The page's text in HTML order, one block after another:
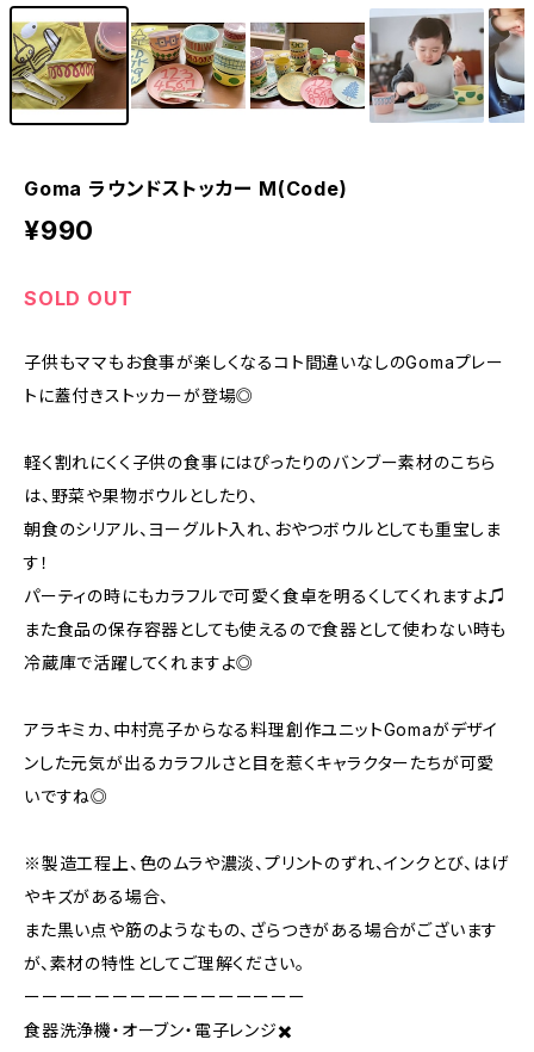
Goma ラウンドストッカー M(Code)
¥990
SOLD OUT
子供もママもお食事が楽しくなるコト間違いなしのGomaプレー
トに蓋付きストッカーが登場◎
軽く割れにくく子供の食事にはぴったりのバンブー素材のこちら
は、野菜や果物ボウルとしたり、
朝食のシリアル、ヨーグルト入れ、おやつボウルとしても重宝しま
す！
パーティの時にもカラフルで可愛く食卓を明るくしてくれますよ♫
また食品の保存容器としても使えるので食器として使わない時も
冷蔵庫で活躍してくれますよ◎
アラキミカ、中村亮子からなる料理創作ユニットGomaがデザイ
ンした元気が出るカラフルさと目を惹くキャラクターたちが可愛
いですね◎
※製造工程上、色のムラや濃淡、プリントのずれ、インクとび、はげ
やキズがある場合、
また黒い点や筋のようなもの、ざらつきがある場合がございます
が、素材の特性としてご理解ください。
ーーーーーーーーーーーーーーーー
食器洗浄機・オーブン・電子レンジ✖️